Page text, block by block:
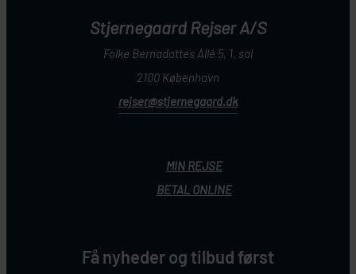
Stjernegaard Rejser A/S
Folke Bernadottes Allé 5, 1. sal
2100 København
rejser@stjernegaard.dk
MIN REJSE
BETAL ONLINE
Få nyheder og tilbud først